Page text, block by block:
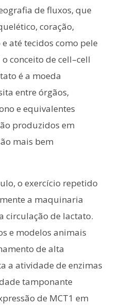
de fluxos, que
coração,
até tecidos como pele
conceito de cell–cell
é a moeda
entre órgãos,
e equivalentes
produzidos em
mais bem
o exercício repetido
a maquinaria
circulação de lactato.
e modelos animais
de alta
a atividade de enzimas
tamponante
de MCT1 em